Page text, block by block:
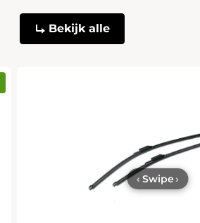
Bekijk alle
‹ Swipe ›